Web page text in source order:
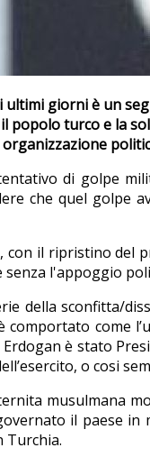
giorni è un
popolo turco e la
di golpe
che quel golpe
il ripristino del
l'appoggio
della sconfitta/
comportato come
è stato
o cosi
musulmana
il paese
Turchia.